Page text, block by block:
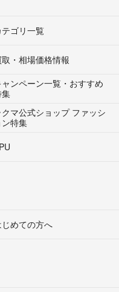
テゴリ一覧
取・相場価格情報
ャンペーン一覧・おすすめ
クマ公式ショップ ファッシ
ン特集
じめての方へ